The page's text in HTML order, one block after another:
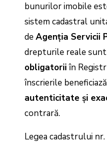
bunurilor imobile
sistem cadastral
de Agenția Servicii
drepturile reale
obligatoriiîn
înscrierile
autenticitate și
contrară.
Legea cadastrului